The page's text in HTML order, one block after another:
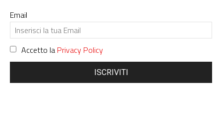
Email
Accetto la Privacy Policy
ISCRIVITI